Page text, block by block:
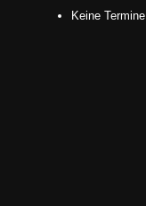
Keine Termine